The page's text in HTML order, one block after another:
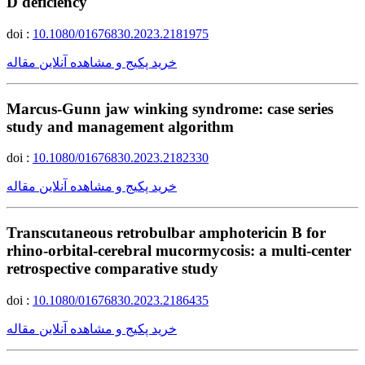
doi : 10.1080/01676830.2023.2181975
خرید پکیج و مشاهده آنلاین مقاله
Marcus-Gunn jaw winking syndrome: case series
study and management algorithm
doi : 10.1080/01676830.2023.2182330
خرید پکیج و مشاهده آنلاین مقاله
Transcutaneous retrobulbar amphotericin B for
rhino-orbital-cerebral mucormycosis: a multi-center
retrospective comparative study
doi : 10.1080/01676830.2023.2186435
خرید پکیج و مشاهده آنلاین مقاله